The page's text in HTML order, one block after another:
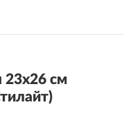
23х26 см